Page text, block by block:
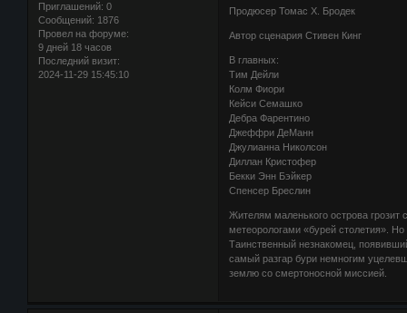
Приглашений: 0
Сообщений: 1876
Провел на форуме:
9 дней 18 часов
Последний визит:
2024-11-29 15:45:10
Продюсер Томас Х. Бродек
Автор сценария Стивен Кинг
В главных:
Тим Дейли
Колм Фиори
Кейси Семашко
Дебра Фарентино
Джеффри ДеМанн
Джулианна Николсон
Диллан Кристофер
Бекки Энн Бэйкер
Спенсер Бреслин
Жителям маленького острова грозит
метеорологами «бурей столетия».
Таинственный незнакомец,
самый разгар бури немногим
землю со смертоносной миссией.